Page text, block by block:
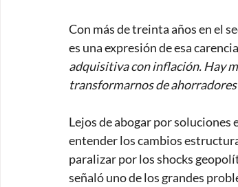
Con más de treinta años en el
es una expresión de esa
adquisitiva con inflación. Hay
transformarnos de ahorradores
Lejos de abogar por
entender los cambios
paralizar por los shocks
señaló uno de los grandes